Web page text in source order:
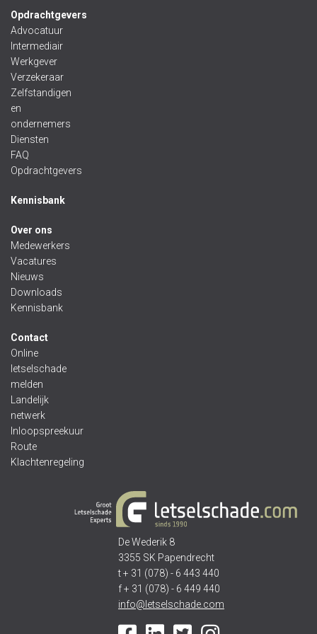
Opdrachtgevers
Advocatuur
Intermediair
Werkgever
Verzekeraar
Zelfstandigen
en
ondernemers
Diensten
FAQ
Opdrachtgevers
Kennisbank
Over ons
Medewerkers
Vacatures
Nieuws
Downloads
Kennisbank
Contact
Online
letselschade
melden
Landelijk
netwerk
Inloopspreekuur
Route
Klachtenregeling
De Wederik 8
3355 SK Papendrecht
t + 31 (078) - 6 443 440
f + 31 (078) - 6 449 440
info@letselschade.com